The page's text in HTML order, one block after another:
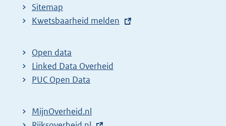
Sitemap
E
t
e
r
l
Kwetsbaarheid melden
Open data
Linked Data Overheid
PUC Open Data
MijnOverheid.nl